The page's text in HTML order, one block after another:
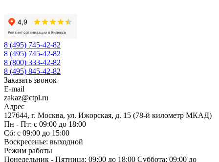
8 (495) 745-42-82
8 (495) 745-42-82
8 (800) 333-42-82
8 (495) 845-42-82
Заказать звонок
E-mail
zakaz@ctpl.ru
Адрес
127644, г. Москва, ул. Ижорская, д. 15 (78-й километр МКАД)
Пн - Пт: с 09:00 до 18:00
Сб: с 09:00 до 15:00
Воскресенье: выходной
Режим работы
Понедельник - Пятница: 09:00 до 18:00 Суббота: 09:00 до